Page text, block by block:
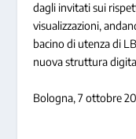
dagli invitati sui
visualizzazioni,
bacino di utenza di
nuova struttura
Bologna, 7 ottobre